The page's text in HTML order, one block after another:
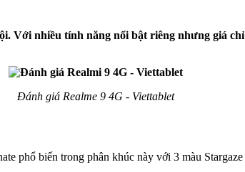
Với nhiều tính năng nổi bật riêng nhưng giá
Đánh giá Realme 9 4G - Viettablet
phổ biến trong phân khúc này với 3 màu